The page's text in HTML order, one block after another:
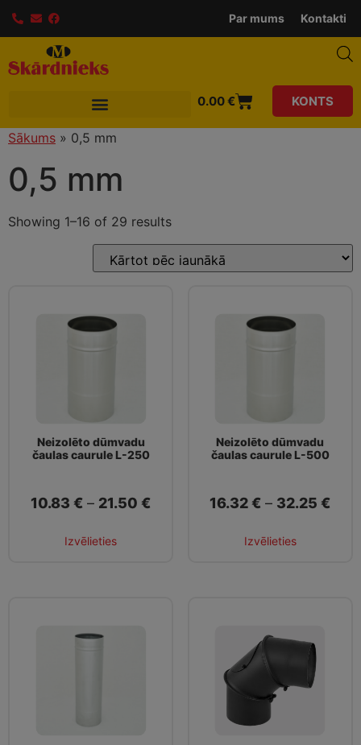
Par mums Kontakti
0.00€ KONTS
Sākums » 0,5 mm
0,5 mm
Showing 1–16 of 29 results
Neizolēto dūmvadu
čaulas caurule L-250
10.83€ – 21.50€
Izvēlieties
Neizolēto dūmvadu
čaulas caurule L-500
16.32€ – 32.25€
Izvēlieties